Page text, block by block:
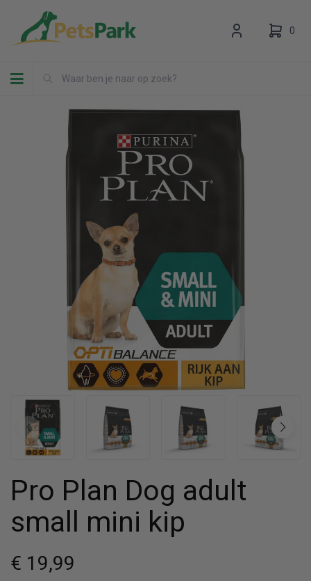
Toggle navigation
0
Uw winkelwagen is leeg.
Vul hem met producten.
Pro Plan Dog adult
small mini kip
€ 19,99